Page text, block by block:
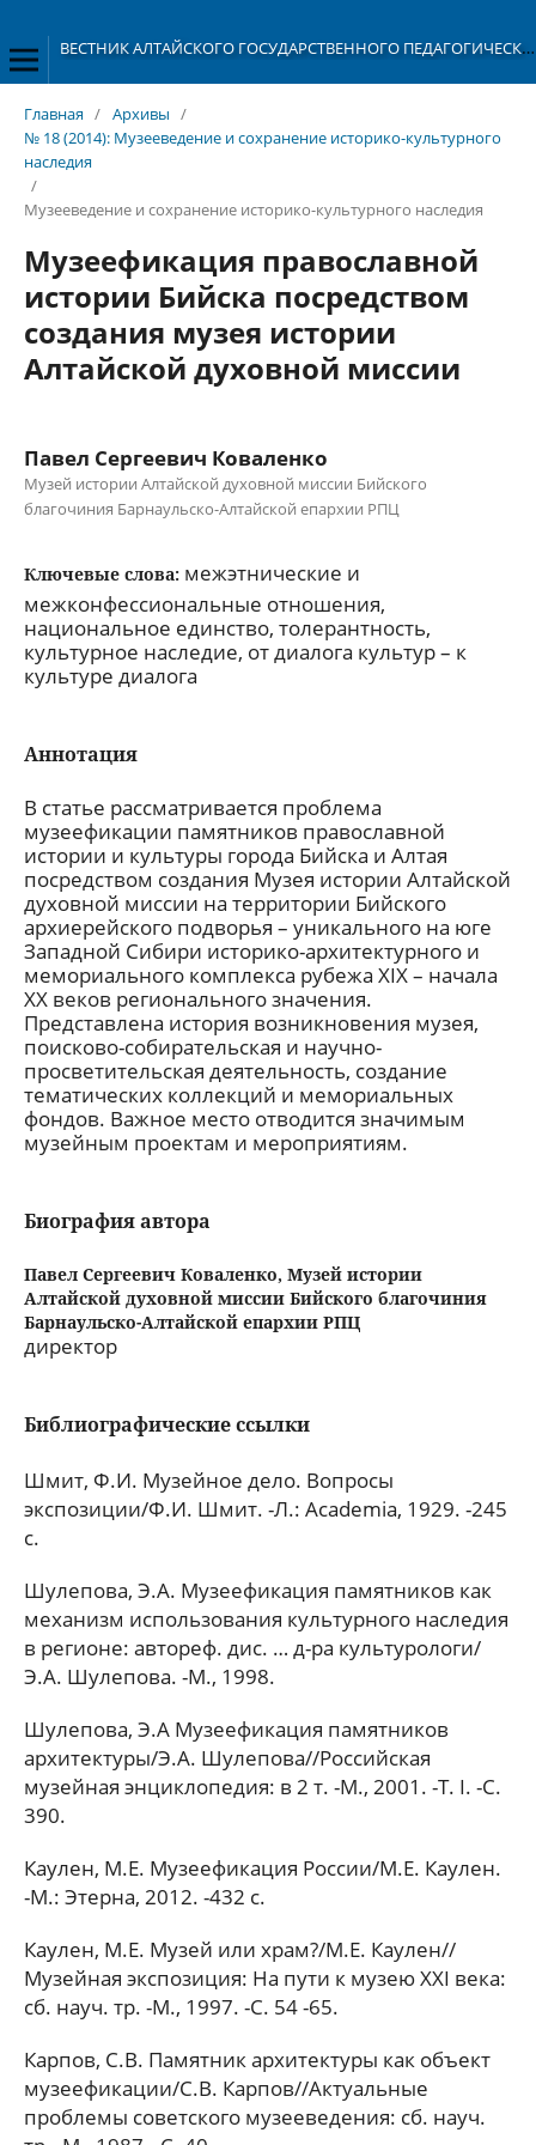
ВЕСТНИК АЛТАЙСКОГО ГОСУДАРСТВЕННОГО ПЕДАГОГИЧЕСКОГО УНИВЕРСИТЕТА
Главная / Архивы /
№ 18 (2014): Музееведение и сохранение историко-культурного
наследия
/
Музееведение и сохранение историко-культурного наследия
Музеефикация православной
истории Бийска посредством
создания музея истории
Алтайской духовной миссии
Павел Сергеевич Коваленко
Музей истории Алтайской духовной миссии Бийского
благочиния Барнаульско-Алтайской епархии РПЦ
Ключевые слова: межэтнические и
межконфессиональные отношения,
национальное единство, толерантность,
культурное наследие, от диалога культур – к
культуре диалога
Аннотация
В статье рассматривается проблема
музеефикации памятников православной
истории и культуры города Бийска и Алтая
посредством создания Музея истории Алтайской
духовной миссии на территории Бийского
архиерейского подворья – уникального на юге
Западной Сибири историко-архитектурного и
мемориального комплекса рубежа ХIХ – начала
ХХ веков регионального значения.
Представлена история возникновения музея,
поисково-собирательская и научно-
просветительская деятельность, создание
тематических коллекций и мемориальных
фондов. Важное место отводится значимым
музейным проектам и мероприятиям.
Биография автора
Павел Сергеевич Коваленко, Музей истории
Алтайской духовной миссии Бийского благочиния
Барнаульско-Алтайской епархии РПЦ
директор
Библиографические ссылки
Шмит, Ф.И. Музейное дело. Вопросы
экспозиции/Ф.И. Шмит. -Л.: Academia, 1929. -245
с.
Шулепова, Э.А. Музеефикация памятников как
механизм использования культурного наследия
в регионе: автореф. дис. … д-ра культурологи/
Э.А. Шулепова. -M., 1998.
Шулепова, Э.А Музеефикация памятников
архитектуры/Э.А. Шулепова//Российская
музейная энциклопедия: в 2 т. -М., 2001. -Т. I. -С.
390.
Каулен, М.Е. Музеефикация России/М.Е. Каулен.
-М.: Этерна, 2012. -432 с.
Каулен, М.Е. Музей или храм?/М.Е. Каулен//
Музейная экспозиция: На пути к музею XXI века:
сб. науч. тр. -M., 1997. -С. 54 -65.
Карпов, С.В. Памятник архитектуры как объект
музеефикации/С.В. Карпов//Актуальные
проблемы советского музееведения: сб. науч.